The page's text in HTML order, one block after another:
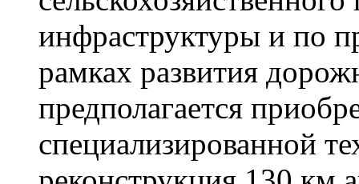
инфраструктуры и по
рамках развития
предполагается
специализированной